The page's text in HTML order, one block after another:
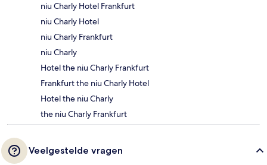
niu Charly Hotel Frankfurt
niu Charly Hotel
niu Charly Frankfurt
niu Charly
Hotel the niu Charly Frankfurt
Frankfurt the niu Charly Hotel
Hotel the niu Charly
the niu Charly Frankfurt
Veelgestelde vragen